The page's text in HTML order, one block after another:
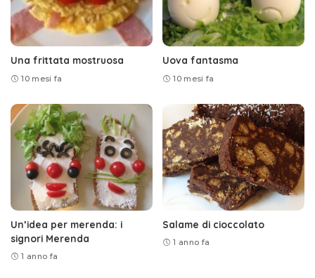
Una frittata mostruosa
10 mesi fa
Uova fantasma
10 mesi fa
Un’idea per merenda: i
signori Merenda
1 anno fa
Salame di cioccolato
1 anno fa